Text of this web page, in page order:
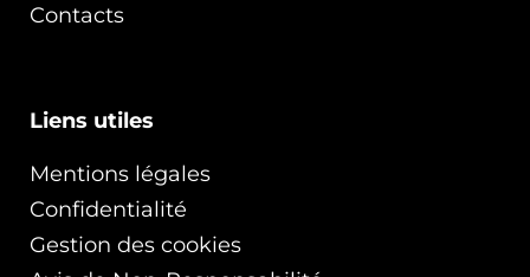
Contacts
Liens utiles
Mentions légales
Confidentialité
Gestion des cookies